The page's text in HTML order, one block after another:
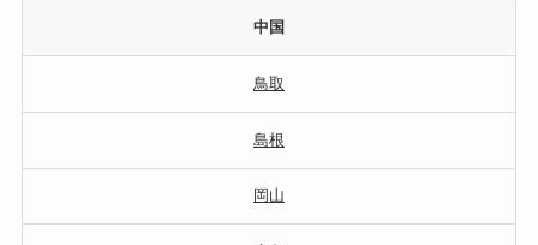
中国
鳥取
島根
岡山